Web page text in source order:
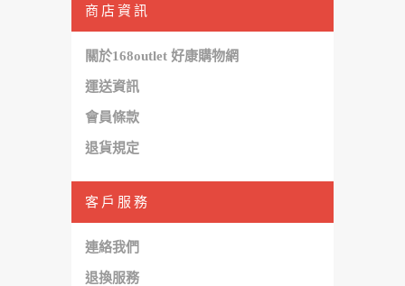
商店資訊
關於168outlet 好康購物網
運送資訊
會員條款
退貨規定
客戶服務
連絡我們
退換服務